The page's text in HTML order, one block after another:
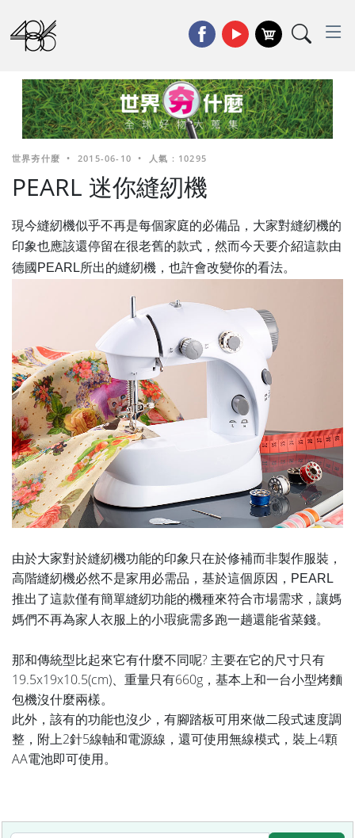
世界夯什麼 • 2015-06-10 • 人氣 : 10295
PEARL 迷你縫紉機
現今縫紉機似乎不再是每個家庭的必備品，大家對縫紉機的
印象也應該還停留在很老舊的款式，然而今天要介紹這款由
德國PEARL所出的縫紉機，也許會改變你的看法。
由於大家對於縫紉機功能的印象只在於修補而非製作服裝，
高階縫紉機必然不是家用必需品，基於這個原因，PEARL
推出了這款僅有簡單縫紉功能的機種來符合市場需求，讓媽
媽們不再為家人衣服上的小瑕疵需多跑一趟還能省菜錢。
那和傳統型比起來它有什麼不同呢? 主要在它的尺寸只有
19.5x19x10.5(cm)、重量只有660g，基本上和一台小型烤麵
包機沒什麼兩樣。
此外，該有的功能也沒少，有腳踏板可用來做二段式速度調
整，附上2針5線軸和電源線，還可使用無線模式，裝上4顆
AA電池即可使用。